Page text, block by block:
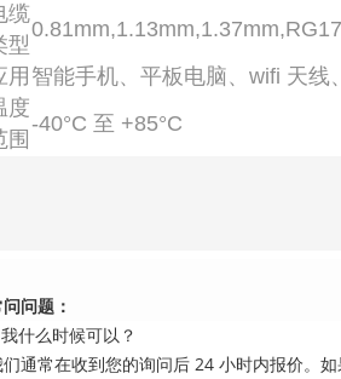
缆
型
用 智能手机、平板电脑、wifi 天线
度
围
-40°C 至 +85°C
问题：
什么时候可以？
们通常在收到您的询问后 24 小时内报价。